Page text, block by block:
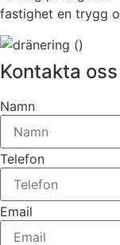
fastighet en trygg
Kontakta
Namn
Telefon
Email